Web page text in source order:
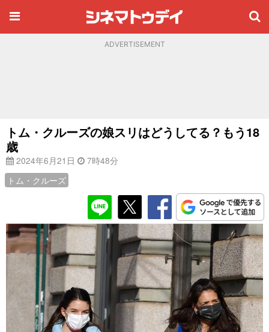
ADVERTISEMENT
トム・クルーズの娘スリはどうしてる？もう18
歳
2024年6月21日
7時48分
トム・クルーズ